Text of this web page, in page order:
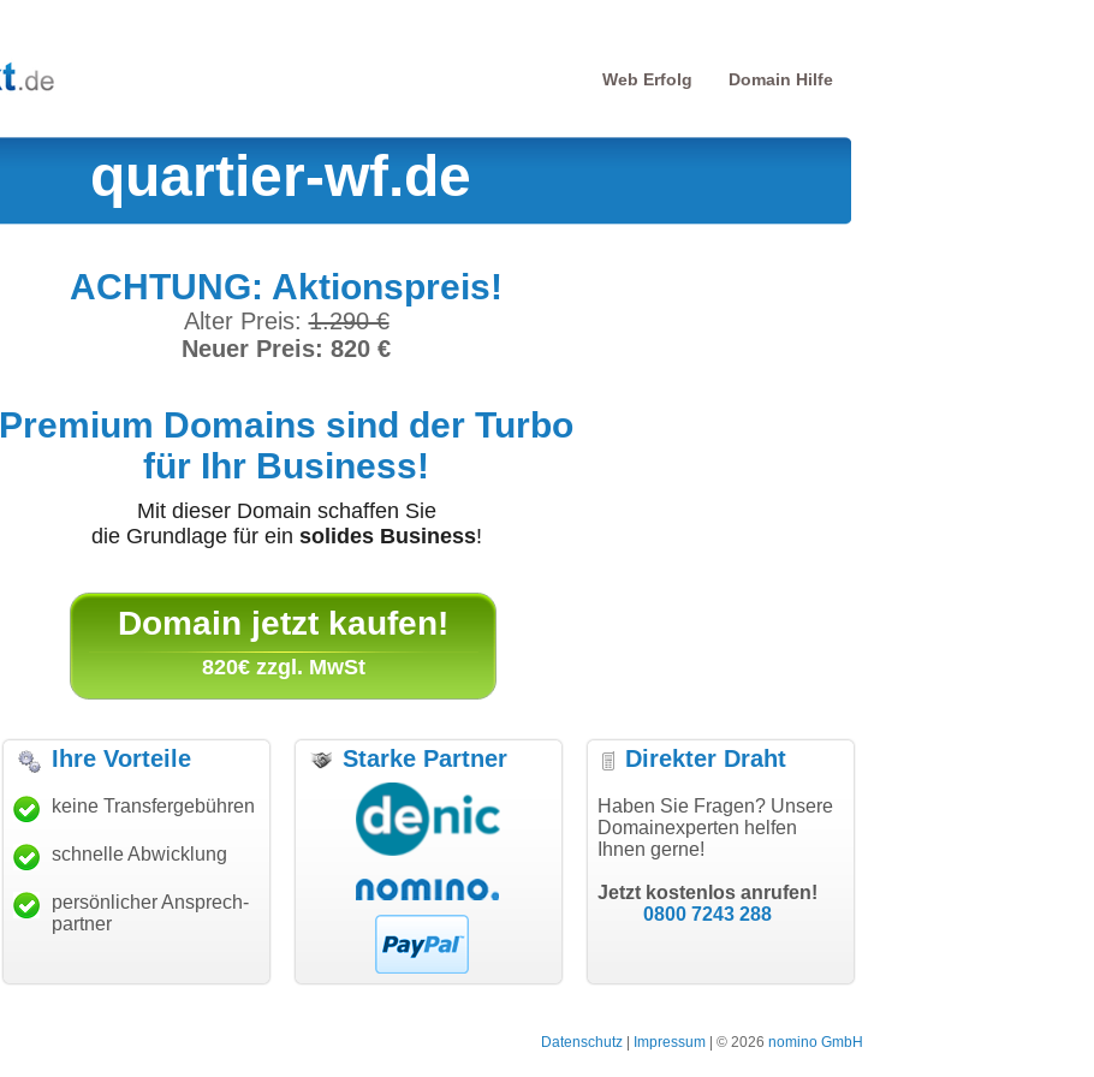
Web Erfolg Domain Hilfe
quartier-wf.de
ACHTUNG: Aktionspreis!
Alter Preis:1.290 €
Neuer Preis: 820 €
Premium Domains sind der Turbo
für Ihr Business!
Mit dieser Domain schaffen Sie
die Grundlage für ein solides Business!
Domain jetzt kaufen!
820€ zzgl. MwSt
"Danke für den schnellen
Transfer und guten Service!"
Thomas Schäfer
i can eckert communication GmbH
"Ich bin dankbar, meine
Wunschdomain gefunden zu
haben. Die Domain passt für
hundertprozentig."
Janina Köck
Leben im Einklang
leben-im-einklang.de
"Super Abwicklung, vielen
modern software GbR
Landau an der Isar
"Vielen Dank für den
Ihre Vorteile
keine Transfergebühren
schnelle Abwicklung
persönlicher Ansprech-
partner
Starke Partner Direkter Draht
Haben Sie Fragen? Unsere
Domainexperten helfen
Ihnen gerne!
Jetzt kostenlos anrufen!
0800 7243 288
Datenschutz Impressum | © 2026 nomino GmbH